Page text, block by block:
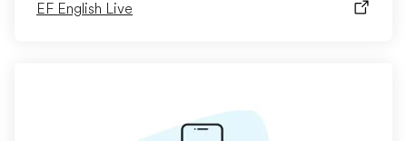
EF English Live